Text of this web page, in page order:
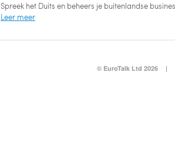
Spreek het Duits en beheers je buitenlandse
Leer meer
© EuroTalk Ltd 2026 |